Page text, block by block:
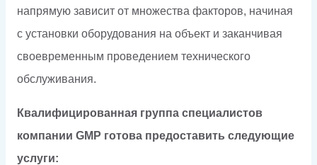
напрямую зависит от множества факторов, начиная
с установки оборудования на объект и заканчивая
своевременным проведением технического
обслуживания.
Квалифицированная группа специалистов
компании GMP готова предоставить следующие
услуги: